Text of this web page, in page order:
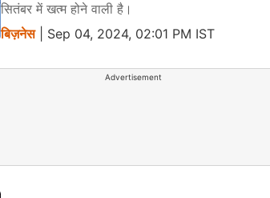
सितंबर में खत्म होने वाली है।
बिज़नेस| Sep 04, 2024, 02:01 PM IST
Advertisement